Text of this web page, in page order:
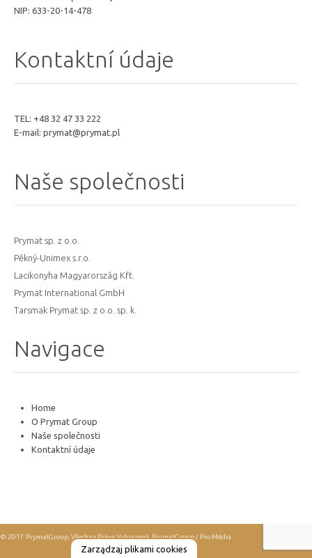
NIP: 633-20-14-478
Kontaktní údaje
TEL: +48 32 47 33 222
E-mail: prymat@prymat.pl
Naše společnosti
Prymat sp. z o.o.
Pěkný-Unimex s.r.o.
Lacikonyha Magyarország Kft.
Prymat International GmbH
Tarsmak Prymat sp. z o.o. sp. k.
Navigace
Home
O Prymat Group
Naše společnosti
Kontaktní údaje
© 2017 PrymatGroup. Všechna Práva Vyhrazená. PrymatGroup / Pro Média
Zarządzaj plikami cookies